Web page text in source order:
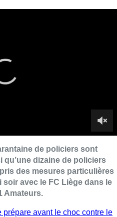
Amateurs.
prépare avant le choc contre le
après les affrontements
entre les supporters des
ensuite été interdits de
finalement invités en nombre
les Bruxellois ont
s’y rendre.
fois qu’ils se retrouvent